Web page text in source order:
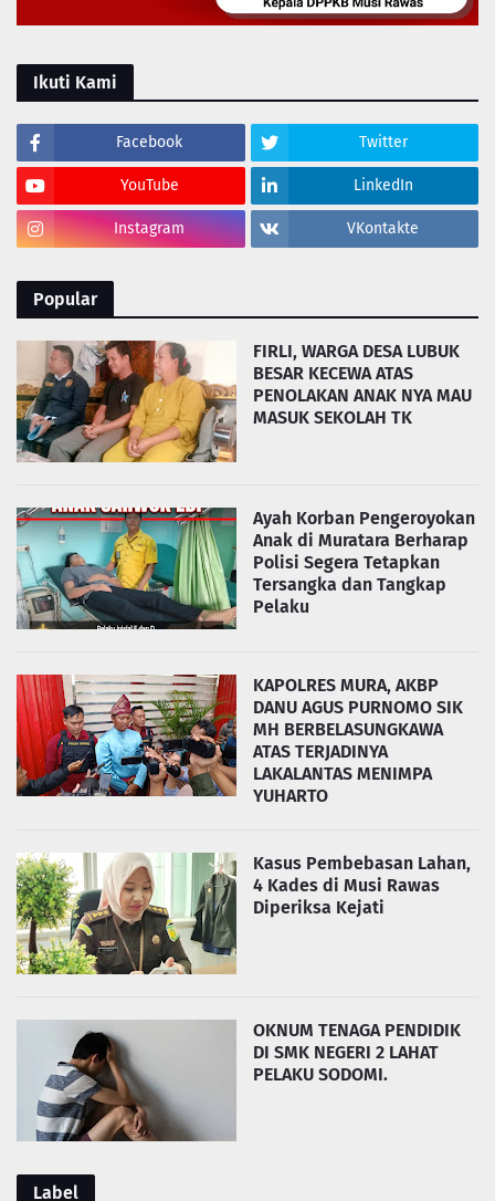
Ikuti Kami
Facebook Twitter
YouTube LinkedIn
Instagram VKontakte
Popular
FIRLI, WARGA DESA LUBUK
BESAR KECEWA ATAS
PENOLAKAN ANAK NYA MAU
MASUK SEKOLAH TK
Ayah Korban Pengeroyokan
Anak di Muratara Berharap
Polisi Segera Tetapkan
Tersangka dan Tangkap
Pelaku
KAPOLRES MURA, AKBP
DANU AGUS PURNOMO SIK
MH BERBELASUNGKAWA
ATAS TERJADINYA
LAKALANTAS MENIMPA
YUHARTO
Kasus Pembebasan Lahan,
4 Kades di Musi Rawas
Diperiksa Kejati
OKNUM TENAGA PENDIDIK
DI SMK NEGERI 2 LAHAT
PELAKU SODOMI.
Label